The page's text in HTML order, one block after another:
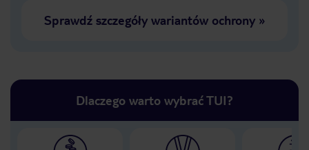
Sprawdź szczegóły wariantów ochrony»
Dlaczego warto wybrać TUI?